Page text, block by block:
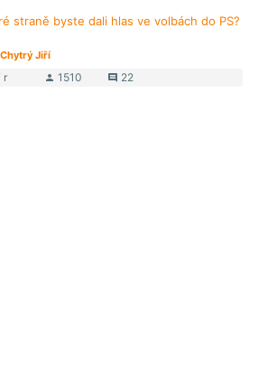
straně byste dali hlas ve volbách do PS?
Chytrý Jiří
r person 1510 comment 22